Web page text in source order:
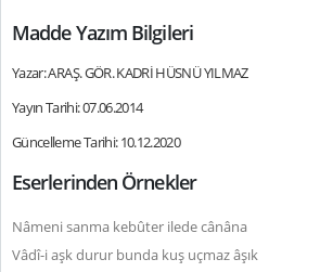
Madde Yazım Bilgileri
Yazar: ARAŞ. GÖR. KADRİ HÜSNÜ YILMAZ
Yayın Tarihi: 07.06.2014
Güncelleme Tarihi: 10.12.2020
Eserlerinden Örnekler
Nâmeni sanma kebûter ilede cânâna
Vâdî-i aşk durur bunda kuş uçmaz âşık